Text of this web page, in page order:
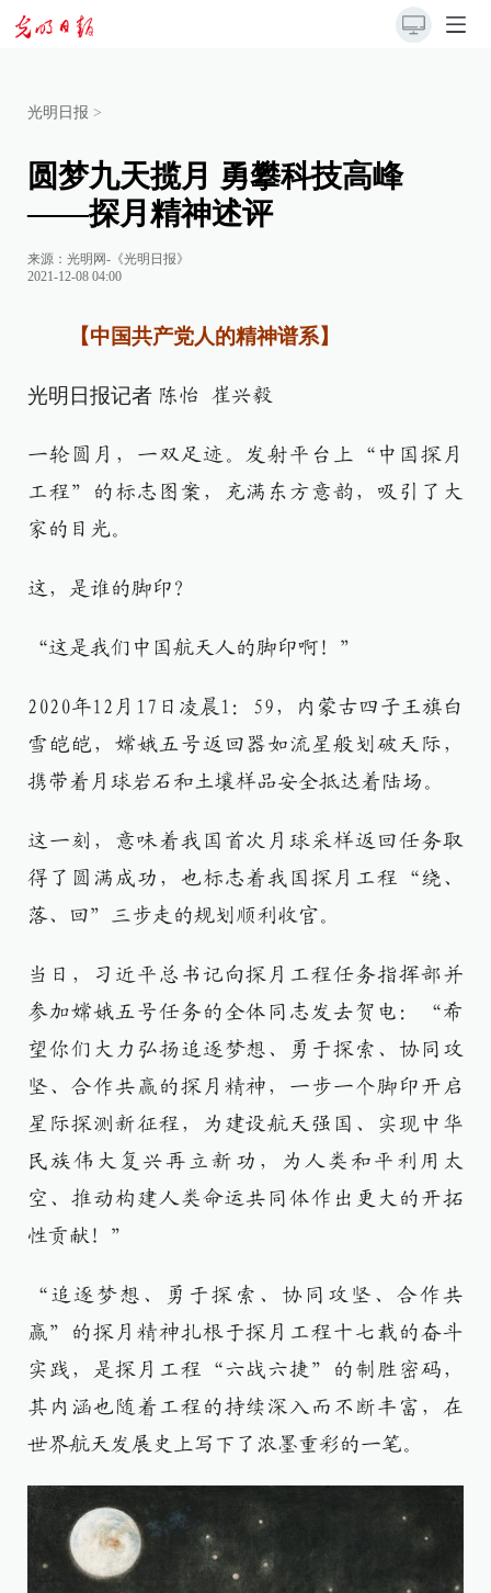
光明日报 >
圆梦九天揽月 勇攀科技高峰
——探月精神述评
来源： 光明网-《光明日报》
2021-12-08 04:00
【中国共产党人的精神谱系】
光明日报记者 陈怡 崔兴毅
一轮圆月，一双足迹。发射平台上“中国探月
工程”的标志图案，充满东方意韵，吸引了大
家的目光。
这，是谁的脚印？
“这是我们中国航天人的脚印啊！”
2020年12月17日凌晨1：59，内蒙古四子王旗白
雪皑皑，嫦娥五号返回器如流星般划破天际，
携带着月球岩石和土壤样品安全抵达着陆场。
这一刻，意味着我国首次月球采样返回任务取
得了圆满成功，也标志着我国探月工程“绕、
落、回”三步走的规划顺利收官。
当日，习近平总书记向探月工程任务指挥部并
参加嫦娥五号任务的全体同志发去贺电：“希
望你们大力弘扬追逐梦想、勇于探索、协同攻
坚、合作共赢的探月精神，一步一个脚印开启
星际探测新征程，为建设航天强国、实现中华
民族伟大复兴再立新功，为人类和平利用太
空、推动构建人类命运共同体作出更大的开拓
性贡献！”
“追逐梦想、勇于探索、协同攻坚、合作共
赢”的探月精神扎根于探月工程十七载的奋斗
实践，是探月工程“六战六捷”的制胜密码，
其内涵也随着工程的持续深入而不断丰富，在
世界航天发展史上写下了浓墨重彩的一笔。